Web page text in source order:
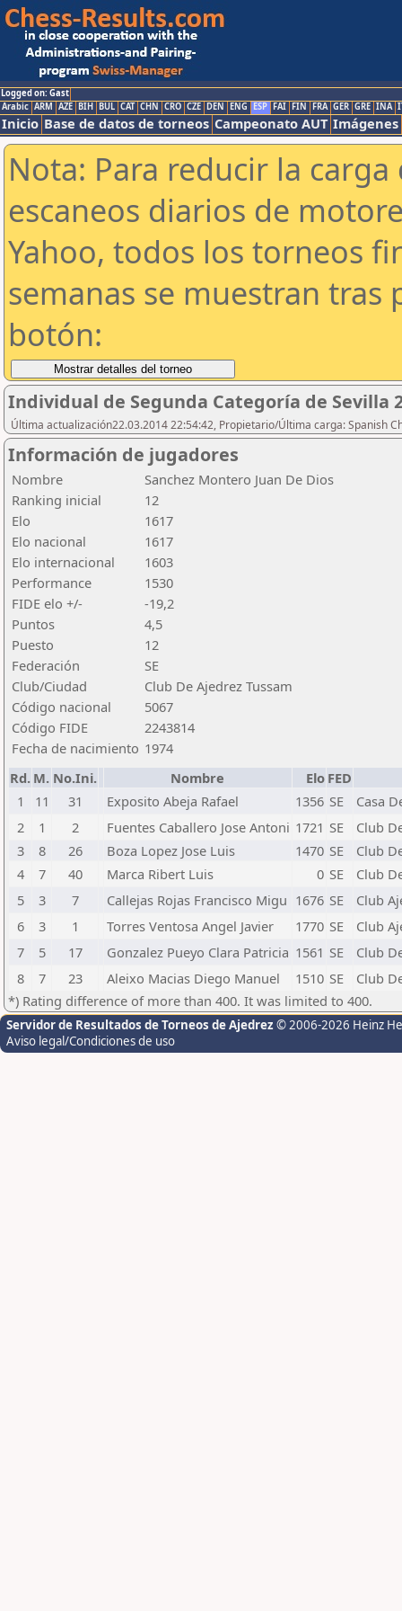
Logged on: Gast
Arabic ARM AZE BIH BUL CAT CHN CRO CZE DEN ENG ESP FAI FIN FRA GER GRE INA
Inicio Base de datos de torneos Campeonato AUT Imágenes
Nota: Para reducir la
escaneos diarios de
Yahoo, todos los torneos
semanas se muestran tras
botón:
Individual de Segunda Categoría de Sevilla
Última actualización22.03.2014 22:54:42, Propietario/Última carga: Spanish
Información de jugadores
Nombre
Sanchez Montero Juan De Dios
Ranking inicial
12
Elo
1617
Elo nacional
1617
Elo internacional
1603
Performance
1530
FIDE elo +/-
-19,2
Puntos
4,5
Puesto
12
Federación
SE
Club/Ciudad
Club De Ajedrez Tussam
Código nacional
5067
Código FIDE
2243814
Fecha de nacimiento 1974
Rd. M. No.Ini. Nombre Elo FED
1
11 31 Exposito Abeja Rafael 1356 SE
Casa
2
1 2 Fuentes Caballero Jose Antoni 1721 SE
Club
3
8 26 Boza Lopez Jose Luis 1470 SE
Club
4
7 40 Marca Ribert Luis 0 SE
Club
5
3 7 Callejas Rojas Francisco Migu 1676 SE
Club
6
3 1 Torres Ventosa Angel Javier 1770 SE
Club
7
5 17 Gonzalez Pueyo Clara Patricia 1561 SE
Club
8
7 23 Aleixo Macias Diego Manuel 1510 SE
Club
*) Rating difference of more than 400. It was limited to 400.
Servidor de Resultados de Torneos de Ajedrez © 2006-2026 Heinz
Aviso legal/Condiciones de uso